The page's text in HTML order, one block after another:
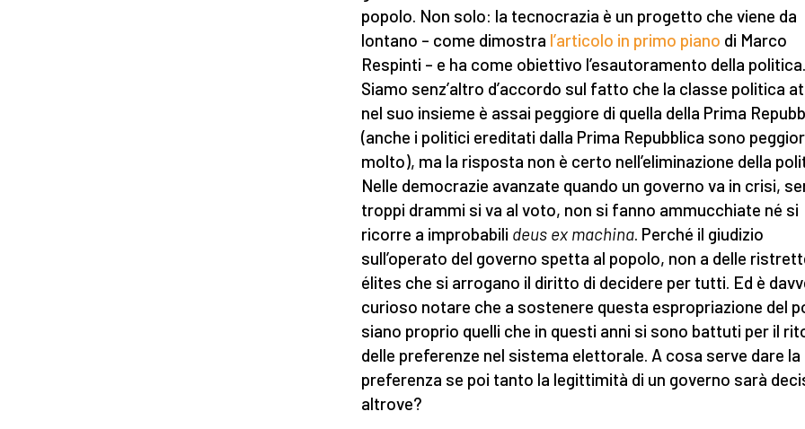
popolo. Non solo: la tecnocrazia è un progetto che viene da
lontano – come dimostra l’articolo in primo piano di Marco
Respinti – e ha come obiettivo l’esautoramento della politica.
Siamo senz’altro d’accordo sul fatto che la classe politica
nel suo insieme è assai peggiore di quella della Prima
(anche i politici ereditati dalla Prima Repubblica sono
molto), ma la risposta non è certo nell’eliminazione della
Nelle democrazie avanzate quando un governo va in crisi,
troppi drammi si va al voto, non si fanno ammucchiate né si
ricorre a improbabili deus ex machina. Perché il giudizio
sull’operato del governo spetta al popolo, non a delle
élites che si arrogano il diritto di decidere per tutti. Ed è
curioso notare che a sostenere questa espropriazione del
siano proprio quelli che in questi anni si sono battuti per il
delle preferenze nel sistema elettorale. A cosa serve dare la
preferenza se poi tanto la legittimità di un governo sarà
altrove?